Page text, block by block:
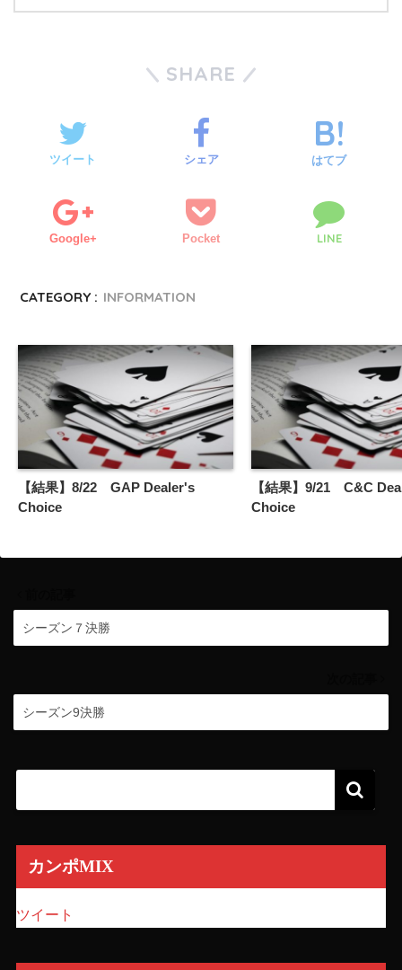
SHARE
ツイート シェア はてブ
Google+ Pocket LINE
CATEGORY : INFORMATION
【結果】8/22 GAP Dealer's
Choice
【結果】9/21 C&C
Choice
シーズン７決勝
シーズン9決勝
カンポMIX
ツイート